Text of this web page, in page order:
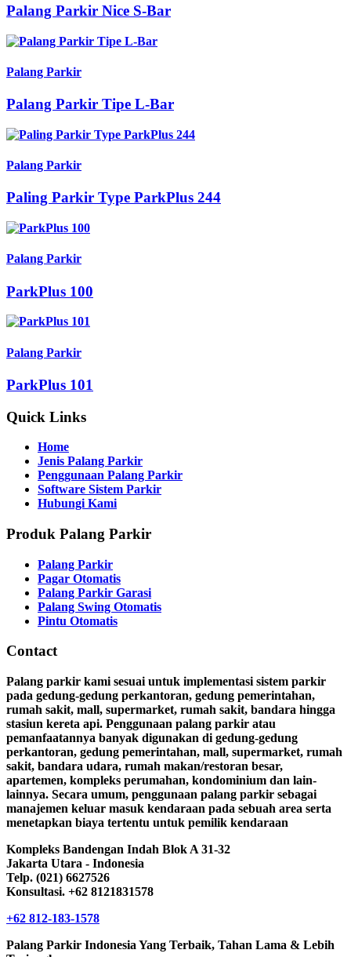
Palang Parkir Nice S-Bar
Palang Parkir
Palang Parkir Tipe L-Bar
Palang Parkir
Paling Parkir Type ParkPlus 244
Palang Parkir
ParkPlus 100
Palang Parkir
ParkPlus 101
Quick Links
Home
Jenis Palang Parkir
Penggunaan Palang Parkir
Software Sistem Parkir
Hubungi Kami
Produk Palang Parkir
Palang Parkir
Pagar Otomatis
Palang Parkir Garasi
Palang Swing Otomatis
Pintu Otomatis
Contact
Palang parkir kami sesuai untuk implementasi sistem parkir
pada gedung-gedung perkantoran, gedung pemerintahan,
rumah sakit, mall, supermarket, rumah sakit, bandara hingga
stasiun kereta api. Penggunaan palang parkir atau
pemanfaatannya banyak digunakan di gedung-gedung
perkantoran, gedung pemerintahan, mall, supermarket, rumah
sakit, bandara udara, rumah makan/restoran besar,
apartemen, kompleks perumahan, kondominium dan lain-
lainnya. Secara umum, penggunaan palang parkir sebagai
manajemen keluar masuk kendaraan pada sebuah area serta
menetapkan biaya tertentu untuk pemilik kendaraan
Kompleks Bandengan Indah Blok A 31-32
Jakarta Utara - Indonesia
Telp. (021) 6627526
Konsultasi. +62 8121831578
+62 812-183-1578
Palang Parkir Indonesia Yang Terbaik, Tahan Lama & Lebih